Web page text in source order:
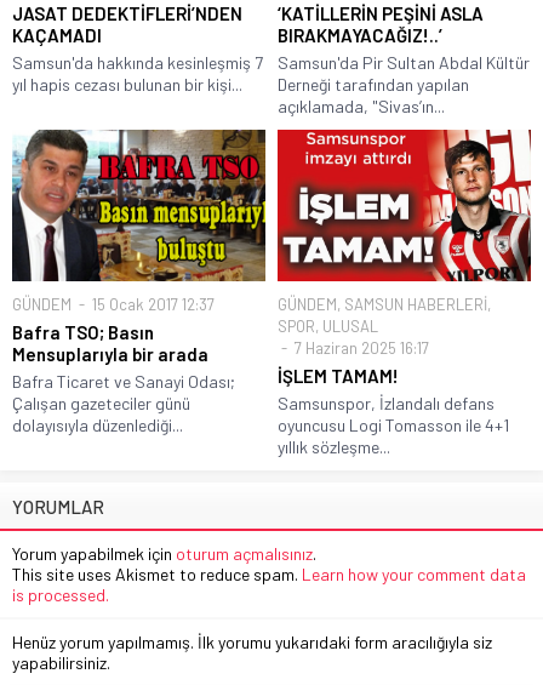
JASAT DEDEKTİFLERİ’NDEN
KAÇAMADI
Samsun'da hakkında kesinleşmiş 7
yıl hapis cezası bulunan bir kişi...
‘KATİLLERİN PEŞİNİ ASLA
BIRAKMAYACAĞIZ!..’
Samsun'da Pir Sultan Abdal Kültür
Derneği tarafından yapılan
açıklamada, "Sivas’ın...
GÜNDEM 15 Ocak 2017 12:37
Bafra TSO; Basın
Mensuplarıyla bir arada
Bafra Ticaret ve Sanayi Odası;
Çalışan gazeteciler günü
dolayısıyla düzenlediği...
GÜNDEM, SAMSUN HABERLERİ,
SPOR, ULUSAL
7 Haziran 2025 16:17
İŞLEM TAMAM!
Samsunspor, İzlandalı defans
oyuncusu Logi Tomasson ile 4+1
yıllık sözleşme...
YORUMLAR
Yorum yapabilmek için oturum açmalısınız.
This site uses Akismet to reduce spam. Learn how your comment data
is processed.
Henüz yorum yapılmamış. İlk yorumu yukarıdaki form aracılığıyla siz
yapabilirsiniz.